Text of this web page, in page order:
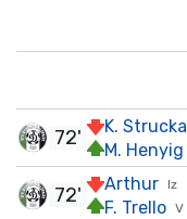
K. Strucka
M. Henyig
72'
Iz
Arthur
V
F. Trello
72'